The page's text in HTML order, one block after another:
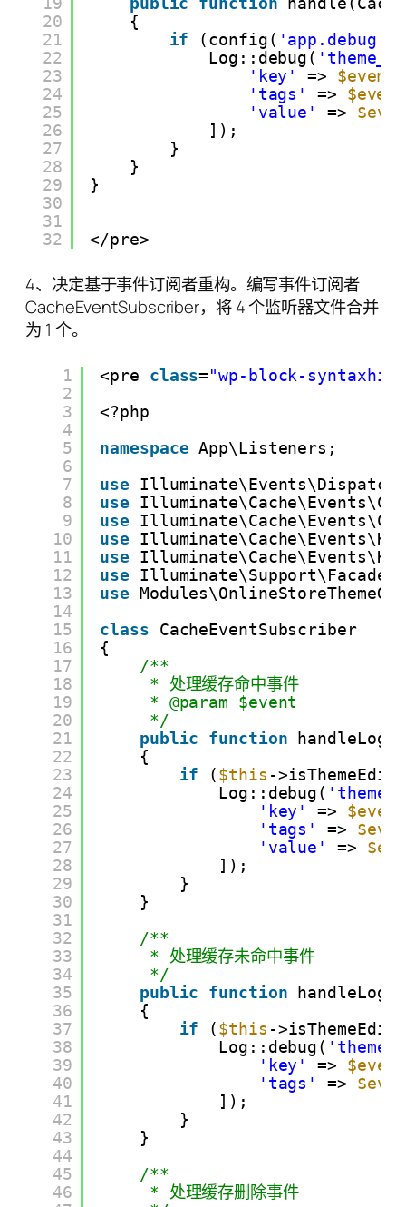
20
21
22
23
24
25
26
27
28
29
30
31
32
{
if
(config( 'app.debug'
Log::debug(
'key'
=> $event
'tags'
=> $event
'value'
=>
]);
}
}
}
</pre>
4、决定基于事件订阅者重构。编写事件订阅者
CacheEventSubscriber，将 4 个监听器文件合并
为 1 个。
1
2
3
4
5
6
7
8
9
10
11
12
13
14
15
16
17
18
19
20
21
22
23
24
25
26
27
28
29
30
31
32
33
34
35
36
37
38
39
40
41
42
43
44
45
46
<pre class="wp-block-
<?php
namespace App\Listeners;
use
use
use
use
use
use
use
class
CacheEventSubscriber
{
/**
* 处理缓存命中事件
* @param $event
*/
public
function
{
if
($this -
Log::debug(
'key'
=> $event
'tags'
=>
'value'
=>
]);
}
}
/**
* 处理缓存未命中事件
*/
public
function
{
if
($this -
Log::debug(
'key'
=> $event
'tags'
=>
]);
}
}
/**
* 处理缓存删除事件